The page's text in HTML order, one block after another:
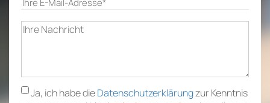
Google Maps aktivieren
Ja, ich habe dieDatenschutzerklärungzur Kenntnis